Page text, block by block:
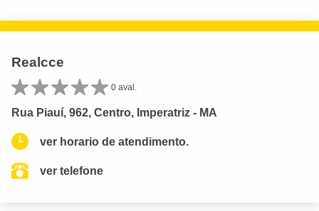
Realcce
0 aval.
Rua Piauí, 962, Centro, Imperatriz - MA
ver horario de atendimento.
ver telefone